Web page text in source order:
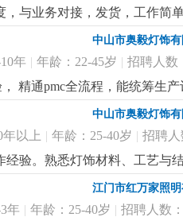
，与业务对接，发货，工作简
更详细...
中山市奥毅灯饰
年 | 年龄：22-45岁 | 招聘人数
， 精通pmc全流程，能统筹生
据分析能力，能对接跨部门事
中山市奥毅灯饰
年以上 | 年龄：25-40岁 | 招聘人
经验。熟悉灯饰材料、工艺与
、3d max 等设计软件，能独
客户对接各项目，并提供技术
江门市红万家照
年 | 年龄：25-40岁 | 招聘人数